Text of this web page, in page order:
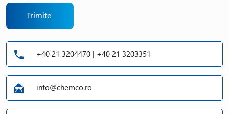
Trimite
+40 21 3204470 | +40 21 3203351
info@chemco.ro